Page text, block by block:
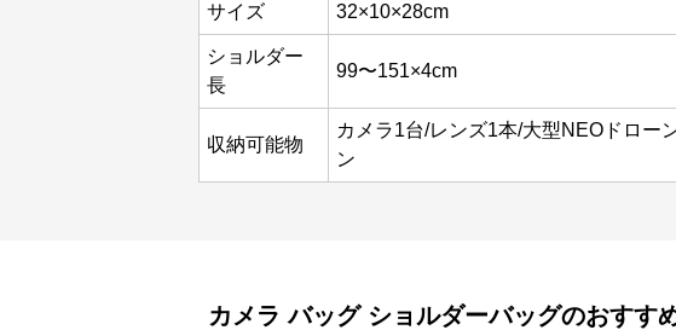
サイズ 32×10×28cm
ショルダー
長
99〜151×4cm
収納可能物
カメラ1台/レンズ1本/大型NEOドロー
ン
カメラ バッグ ショルダーバッグのおすす